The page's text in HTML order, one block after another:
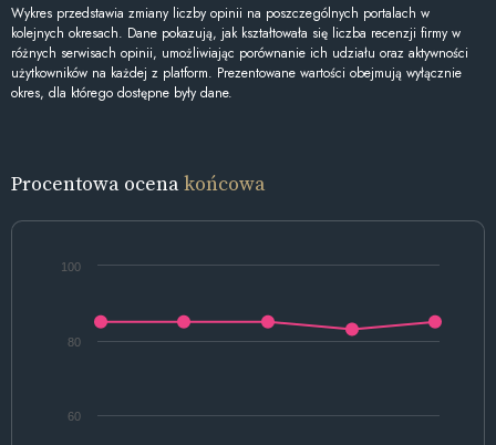
Wykres przedstawia zmiany liczby opinii na poszczególnych portalach w
kolejnych okresach. Dane pokazują, jak kształtowała się liczba recenzji firmy w
różnych serwisach opinii, umożliwiając porównanie ich udziału oraz aktywności
użytkowników na każdej z platform. Prezentowane wartości obejmują wyłącznie
okres, dla którego dostępne były dane.
Procentowa ocenakońcowa
60
80
100